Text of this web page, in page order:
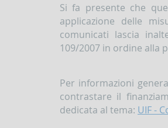
Si fa presente che
applicazione delle
comunicati lascia
109/2007 in ordine alla
Per informazioni
contrastare il
dedicata al tema: UIF -